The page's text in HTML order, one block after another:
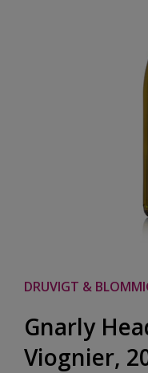
DRUVIGT &
Gnarly
Viognier,